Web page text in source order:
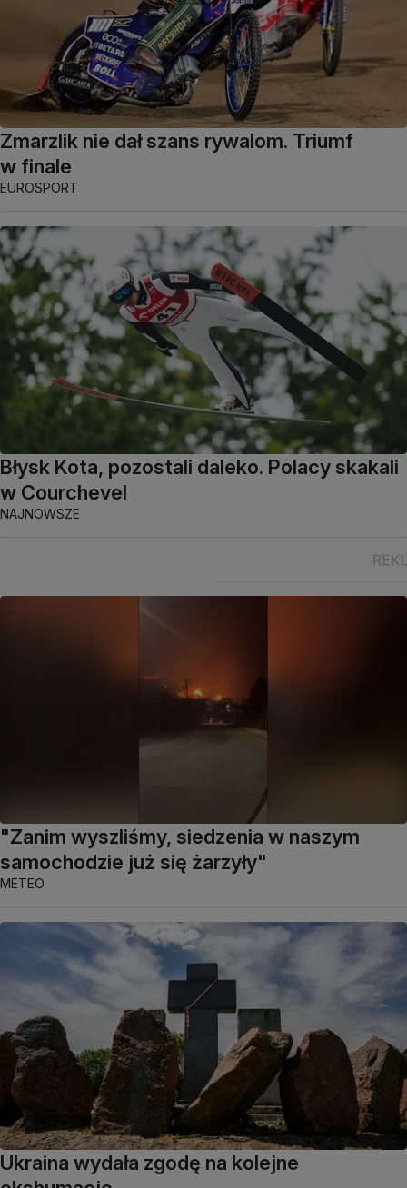
Zmarzlik nie dał szans rywalom. Triumf
w finale
EUROSPORT
Błysk Kota, pozostali daleko. Polacy skakali
w Courchevel
NAJNOWSZE
"Zanim wyszliśmy, siedzenia w naszym
samochodzie już się żarzyły"
METEO
Ukraina wydała zgodę na kolejne